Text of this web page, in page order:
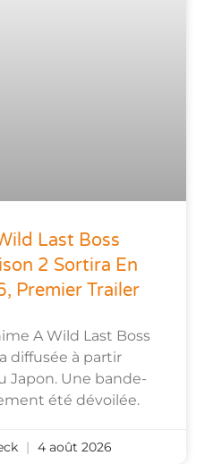
Last Boss
2 Sortira En
Premier Trailer
A Wild Last Boss
diffusée à partir
Japon. Une bande-
été dévoilée.
4 août 2026